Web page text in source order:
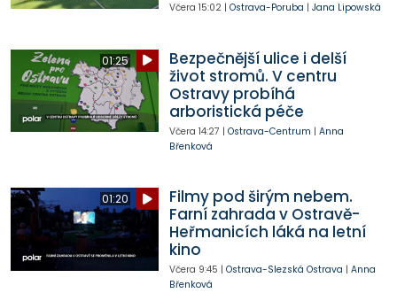
Včera 15:02| Ostrava-Poruba | Jana Lipowská
01:25
Bezpečnější ulice i delší
život stromů. V centru
Ostravy probíhá
arboristická péče
Včera 14:27 | Ostrava-Centrum | Anna
Břenková
01:20
Filmy pod širým nebem.
Farní zahrada v Ostravě-
Heřmanicích láká na letní
kino
Včera 9:45 | Ostrava-Slezská Ostrava | Anna
Břenková